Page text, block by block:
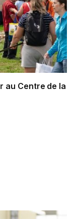
au Centre de la